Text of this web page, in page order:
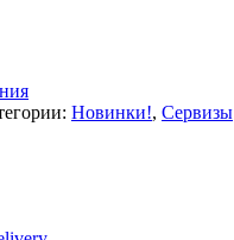
Новинки!, Сервизы